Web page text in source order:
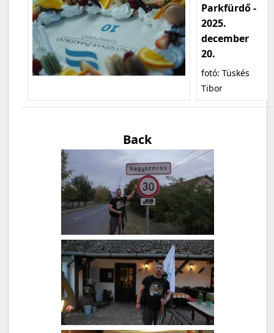
Parkfürdő -
2025.
december
20.
fotó: Tüskés
Tibor
Back